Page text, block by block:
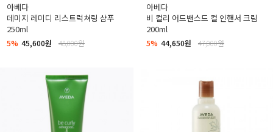
아베다
데미지 레미디 리스트럭쳐링 샴푸
250ml
5% 45,600원 48,000원
아베다
비 컬리 어드밴스드 컬 인핸서 크림
200ml
5% 44,650원 47,000원